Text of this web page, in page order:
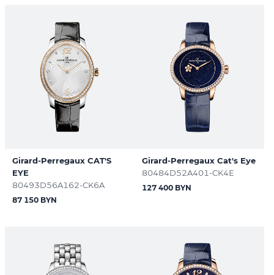
Girard-Perregaux CAT'S
EYE
80493D56A162-CK6A
87 150 BYN
Girard-Perregaux Cat's Eye
80484D52A401-CK4E
127 400 BYN